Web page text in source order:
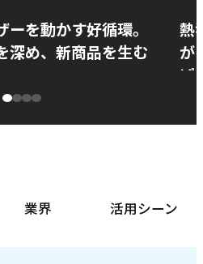
を動かす好循環。
深め、新商品を生む
熱
が
ぱ
業界 活用シーン